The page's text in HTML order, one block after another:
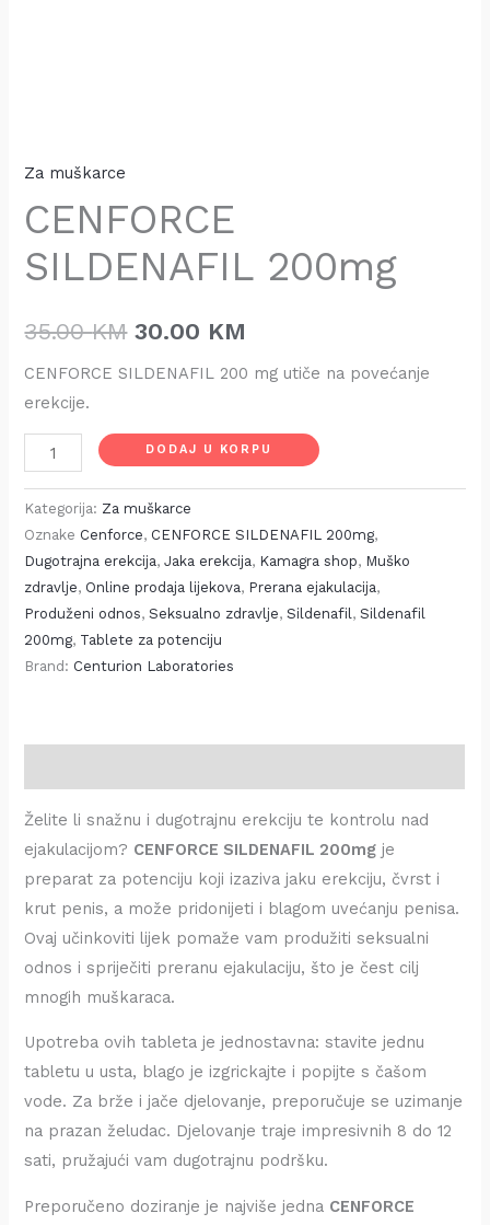
Za muškarce
CENFORCE
SILDENAFIL 200mg
35.00KM 30.00 KM
CENFORCE SILDENAFIL 200 mg utiče na povećanje
erekcije.
DODAJ U KORPU
Kategorija: Za muškarce
Oznake Cenforce, CENFORCE SILDENAFIL 200mg,
Dugotrajna erekcija,Jaka erekcija, Kamagra shop, Muško
zdravlje, Online prodaja lijekova, Prerana ejakulacija,
Produženi odnos,Seksualno zdravlje,Sildenafil,Sildenafil
200mg, Tablete za potenciju
Brand: Centurion Laboratories
Želite li snažnu i dugotrajnu erekciju te kontrolu nad
ejakulacijom? CENFORCE SILDENAFIL 200mg je
preparat za potenciju koji izaziva jaku erekciju, čvrst i
krut penis, a može pridonijeti i blagom uvećanju penisa.
Ovaj učinkoviti lijek pomaže vam produžiti seksualni
odnos i spriječiti preranu ejakulaciju, što je čest cilj
mnogih muškaraca.
Upotreba ovih tableta je jednostavna: stavite jednu
tabletu u usta, blago je izgrickajte i popijte s čašom
vode. Za brže i jače djelovanje, preporučuje se uzimanje
na prazan želudac. Djelovanje traje impresivnih 8 do 12
sati, pružajući vam dugotrajnu podršku.
Preporučeno doziranje je najviše jedna CENFORCE